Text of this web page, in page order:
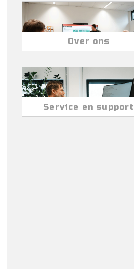
Over ons
Service en support